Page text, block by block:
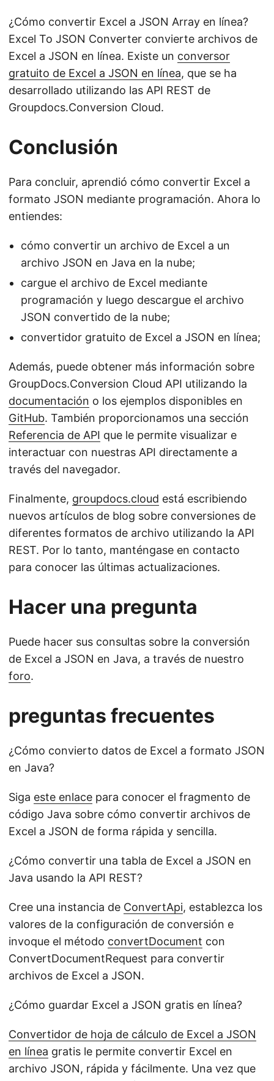
¿Cómo convertir Excel a JSON Array en línea?
Excel To JSON Converter convierte archivos de
Excel a JSON en línea. Existe un conversor
gratuito de Excel a JSON en línea, que se ha
desarrollado utilizando las API REST de
Groupdocs.Conversion Cloud.
Conclusión
Para concluir, aprendió cómo convertir Excel a
formato JSON mediante programación. Ahora lo
entiendes:
cómo convertir un archivo de Excel a un
archivo JSON en Java en la nube;
cargue el archivo de Excel mediante
programación y luego descargue el archivo
JSON convertido de la nube;
convertidor gratuito de Excel a JSON en línea;
Además, puede obtener más información sobre
GroupDocs.Conversion Cloud API utilizando la
documentación o los ejemplos disponibles en
GitHub. También proporcionamos una sección
Referencia de API que le permite visualizar e
interactuar con nuestras API directamente a
través del navegador.
Finalmente, groupdocs.cloud está escribiendo
nuevos artículos de blog sobre conversiones de
diferentes formatos de archivo utilizando la API
REST. Por lo tanto, manténgase en contacto
para conocer las últimas actualizaciones.
Hacer una pregunta
Puede hacer sus consultas sobre la conversión
de Excel a JSON en Java, a través de nuestro
foro.
preguntas frecuentes
¿Cómo convierto datos de Excel a formato JSON
en Java?
Siga este enlace para conocer el fragmento de
código Java sobre cómo convertir archivos de
Excel a JSON de forma rápida y sencilla.
¿Cómo convertir una tabla de Excel a JSON en
Java usando la API REST?
Cree una instancia de ConvertApi, establezca los
valores de la configuración de conversión e
invoque el método convertDocument con
ConvertDocumentRequest para convertir
archivos de Excel a JSON.
¿Cómo guardar Excel a JSON gratis en línea?
Convertidor de hoja de cálculo de Excel a JSON
en línea gratis le permite convertir Excel en
archivo JSON, rápida y fácilmente. Una vez que